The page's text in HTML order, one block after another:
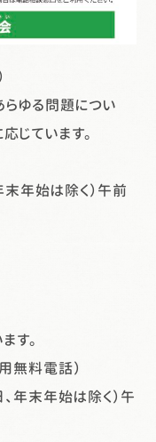
ゆる問題につい
じています。
年始は除く）午前
す。
料電話）
年末年始は除く）午